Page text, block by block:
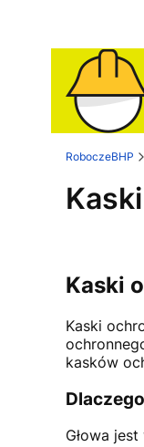
RoboczeBHP
Kaski
Kaski
kasków
Głowa